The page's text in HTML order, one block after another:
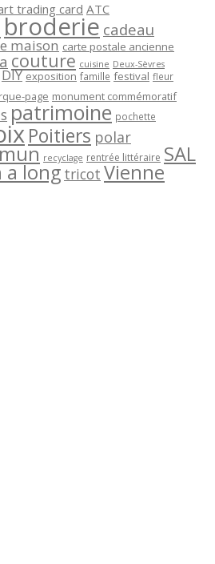
trading card ATC
broderie cadeau
maison carte postale ancienne
couture cuisine Deux-Sèvres
DIY exposition famille festival fleur
page monument commémoratif
patrimoine pochette
Poitiers polar
recyclage rentrée littéraire SAL
a long tricot Vienne